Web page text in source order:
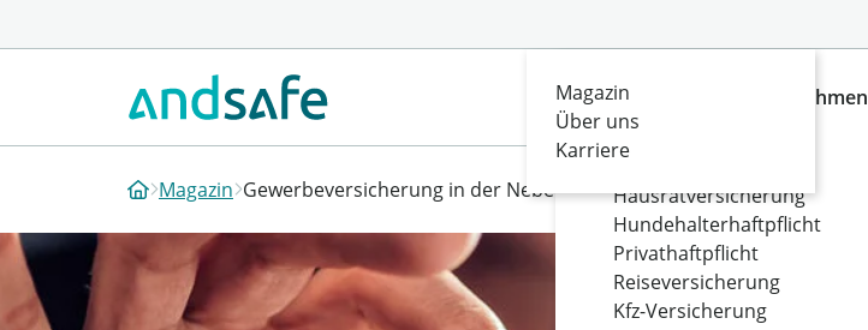
Versicherungen
Hausratversicherung
Hundehalterhaftpflicht
Privathaftpflicht
Reiseversicherung
Kfz-Versicherung
Das Unternehmen
Magazin
Über uns
Karriere
Magazin Gewerbeversicherung in der Nebenkostenabrechnung